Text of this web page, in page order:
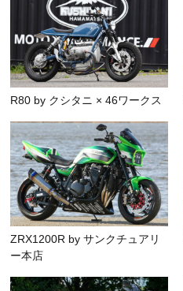
R80 by クシタニ × 46ワークス
ZRX1200R by サンクチュアリ
ー本店